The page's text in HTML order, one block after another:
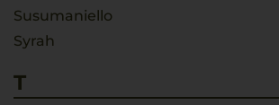
Susumaniello
Syrah
T